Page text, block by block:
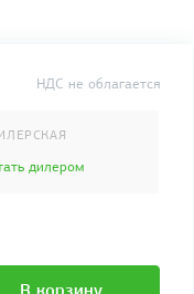
НДС не облагается
дилером